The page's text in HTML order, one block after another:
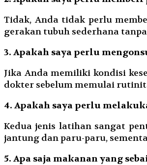
Tidak, Anda tidak perlu
gerakan tubuh sederhana
3. Apakah saya perlu
Jika Anda memiliki kondisi
dokter sebelum memulai
4. Apakah saya perlu
Kedua jenis latihan sangat
jantung dan paru-paru,
5. Apa saja makanan yang